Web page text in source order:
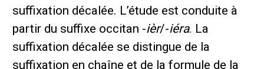
suffixation décalée. L’étude est conduite à
partir du suffixe occitan -ièr/-iéra. La
suffixation décalée se distingue de la
suffixation en chaîne et de la formule de la